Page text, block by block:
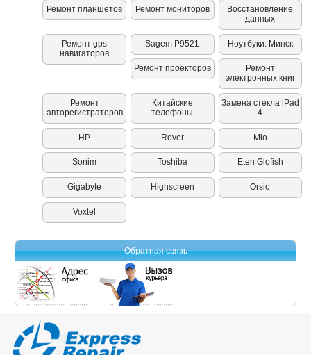
Ремонт планшетов Ремонт мониторов
Восстановление
данных
Ремонт gps
навигаторов
Sagem P9521 Ноутбуки. Минск
Ремонт проекторов
Ремонт
электронных книг
Ремонт
авторегистраторов
Китайские
телефоны
Замена стекла iPad
4
HP Rover Mio
Sonim Toshiba Eten Glofish
Gigabyte Highscreen Orsio
Voxtel
Обратная связь